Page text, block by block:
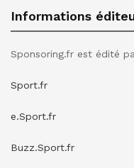
Informations
Sponsoring.fr est édité
Sport.fr
e.Sport.fr
Buzz.Sport.fr